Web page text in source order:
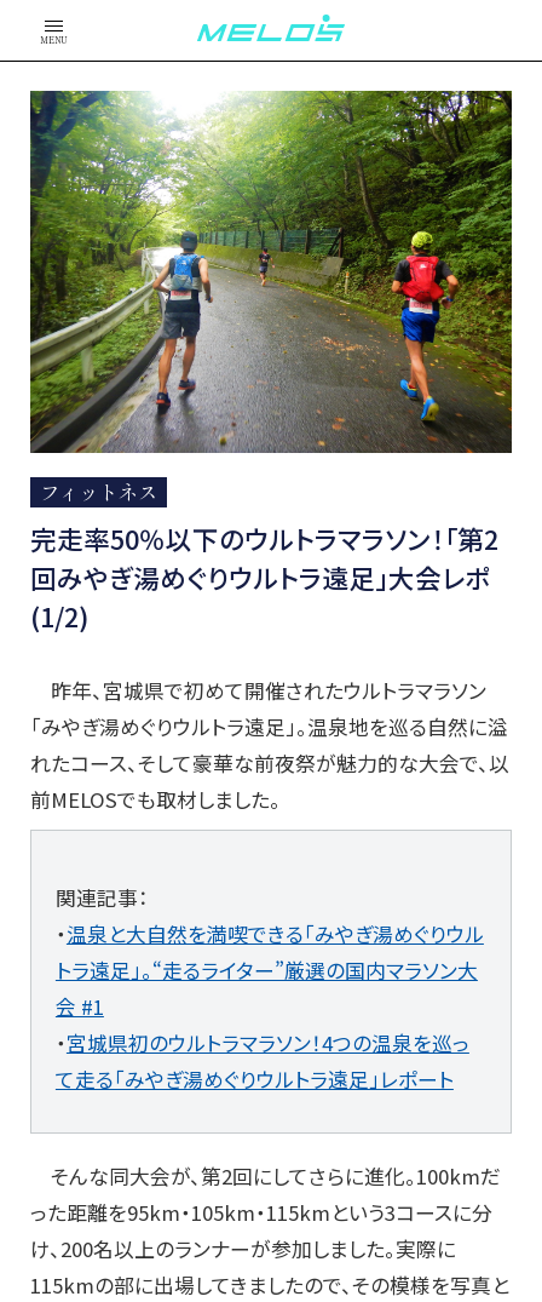
MENU
フィットネス
完走率50％以下のウルトラマラソン！「第2
回みやぎ湯めぐりウルトラ遠足」大会レポ
(1/2)
昨年、宮城県で初めて開催されたウルトラマラソン
「みやぎ湯めぐりウルトラ遠足」。温泉地を巡る自然に溢
れたコース、そして豪華な前夜祭が魅力的な大会で、以
前MELOSでも取材しました。
関連記事：
・温泉と大自然を満喫できる「みやぎ湯めぐりウル
トラ遠足」。“走るライター”厳選の国内マラソン大
会 #1
・宮城県初のウルトラマラソン！4つの温泉を巡っ
て走る「みやぎ湯めぐりウルトラ遠足」レポート
そんな同大会が、第2回にしてさらに進化。100kmだ
った距離を95km・105km・115kmという3コースに分
け、200名以上のランナーが参加しました。実際に
115kmの部に出場してきましたので、その模様を写真と